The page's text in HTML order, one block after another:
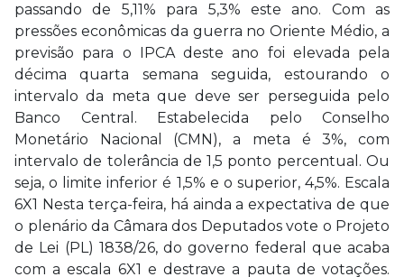
passando de 5,11% para 5,3% este ano. Com as
pressões econômicas da guerra no Oriente Médio, a
previsão para o IPCA deste ano foi elevada pela
décima quarta semana seguida, estourando o
intervalo da meta que deve ser perseguida pelo
Banco Central. Estabelecida pelo Conselho
Monetário Nacional (CMN), a meta é 3%, com
intervalo de tolerância de 1,5 ponto percentual. Ou
seja, o limite inferior é 1,5% e o superior, 4,5%. Escala
6X1 Nesta terça-feira, há ainda a expectativa de que
o plenário da Câmara dos Deputados vote o Projeto
de Lei (PL) 1838/26, do governo federal que acaba
com a escala 6X1 e destrave a pauta de votações.